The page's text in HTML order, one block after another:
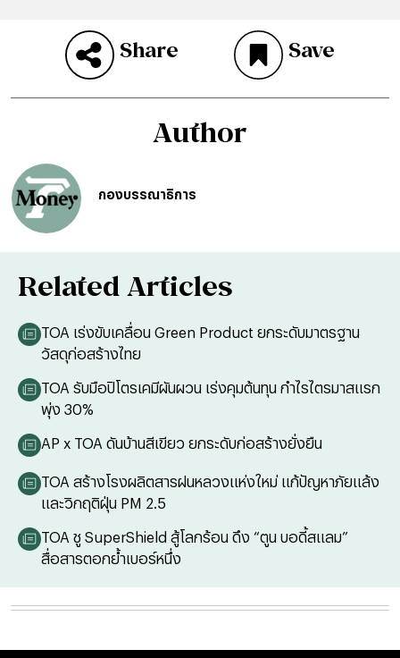
Share Save
Author
กองบรรณาธิการ
Related Articles
TOA เร่งขับเคลื่อน Green Product ยกระดับมาตรฐาน
วัสดุก่อสร้างไทย
TOA รับมือปิโตรเคมีผันผวน เร่งคุมต้นทุน กำไรไตรมาสแรก
พุ่ง 30%
AP x TOA ดันบ้านสีเขียว ยกระดับก่อสร้างยั่งยืน
TOA สร้างโรงผลิตสารฝนหลวงแห่งใหม่ แก้ปัญหาภัยแล้ง
และวิกฤติฝุ่น PM 2.5
TOA ชู SuperShield สู้โลกร้อน ดึง “ตูน บอดี้สแลม”
สื่อสารตอกย้ำเบอร์หนึ่ง